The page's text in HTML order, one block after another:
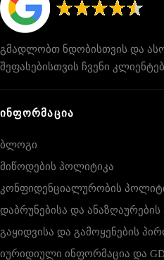
გმადლობთ ნდობისთვის და
შეფასებისთვის ჩვენი
ᲘᲜᲤᲝᲠᲛᲐᲪᲘᲐ
ბლოგი
მიწოდების პოლიტიკა
კონფიდენციალურობის
დაბრუნებისა და
გაყიდვისა და გამოყენების
იურიდიული ინფორმაცია და